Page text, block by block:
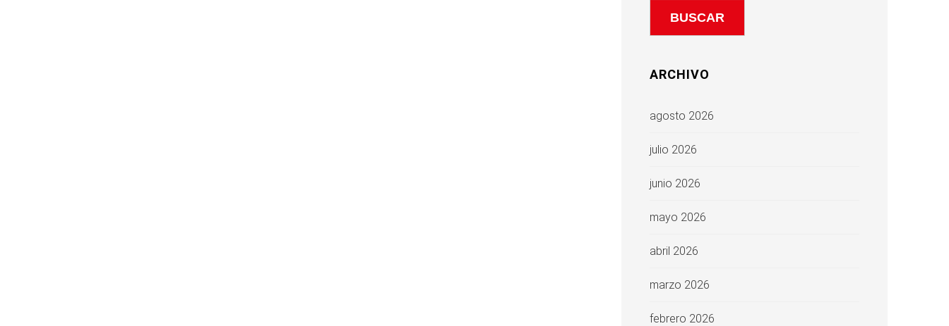
ARCHIVO
agosto 2026
julio 2026
junio 2026
mayo 2026
abril 2026
marzo 2026
febrero 2026